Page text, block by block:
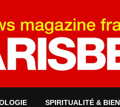
SPIRITUALITÉ &